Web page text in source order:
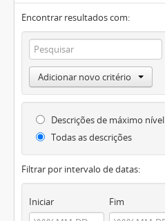
Encontrar resultados com:
Adicionar novo critério
Descrições de máximo nível
Todas as descrições
Filtrar por intervalo de datas:
Iniciar Fim